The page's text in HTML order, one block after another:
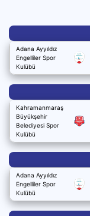
Adana Ayyıldız
Engelliler Spor
Kulübü
Kahramanmaraş
Büyükşehir
Belediyesi Spor
Kulübü
Adana Ayyıldız
Engelliler Spor
Kulübü